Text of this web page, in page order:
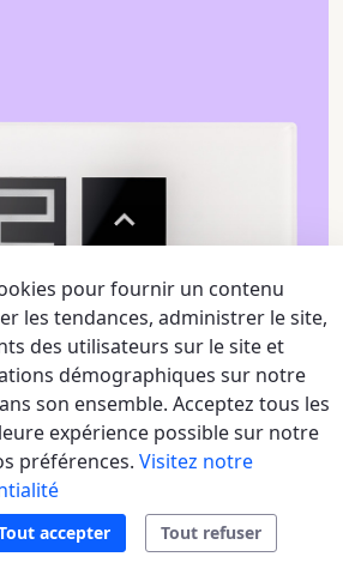
pour fournir un contenu
les tendances, administrer le site,
des utilisateurs sur le site et
démographiques sur notre
son ensemble. Acceptez tous les
expérience possible sur notre
préférences. Visitez notre
accepter Tout refuser